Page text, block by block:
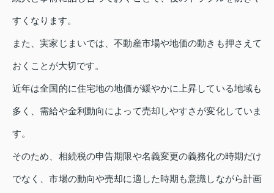
すくなります。
また、実家じまいでは、不動産市場や地価の動きも押さえて
おくことが大切です。
近年は全国的に住宅地の地価が緩やかに上昇している地域も
多く、需給や金利動向によって売却しやすさが変化していま
す。
そのため、相続税の申告期限や名義変更の義務化の時期だけ
でなく、市場の動向や売却に適した時期も意識しながら計画